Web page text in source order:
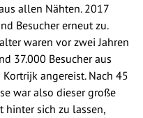
allen Nähten. 2017
Besucher erneut zu.
waren vor zwei Jahren
37.000 Besucher aus
angereist. Nach 45
war also dieser große
hinter sich zu lassen,